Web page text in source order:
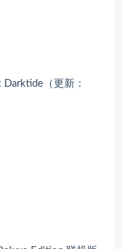
（更新：